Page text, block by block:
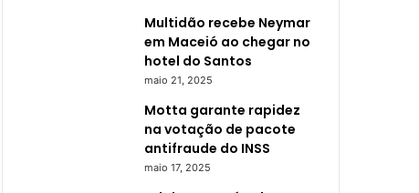
Multidão recebe Neymar
em Maceió ao chegar no
hotel do Santos
maio 21, 2025
Motta garante rapidez
na votação de pacote
antifraude do INSS
maio 17, 2025